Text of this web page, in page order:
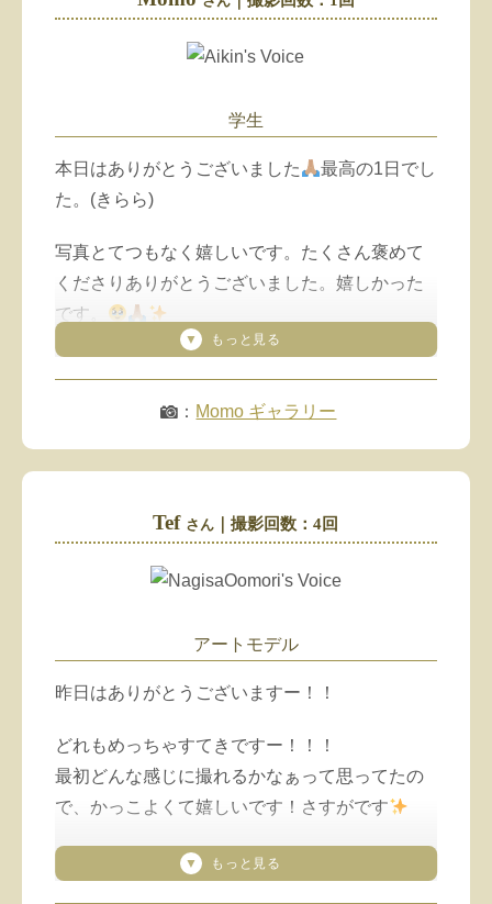
今まだ産後ダイエット中でとても撮影できるよ
うな状態じゃないのですが
笑
もお願いできればと思います(shy Cony)
学生
本日はありがとうございました
最高の1日でし
た。(きらら)
写真とてつもなく嬉しいです。たくさん褒めて
くださりありがとうございました。嬉しかった
です。
嬉しいです…
自分の写真であるのに、何度も何度も見てしま
： Momo ギャラリー
Tef さん ｜撮影回数：4回
⁡⁡アートモデル
昨日はありがとうございますー！！
どれもめっちゃすてきですー！！！
最初どんな感じに撮れるかなぁって思ってたの
で、かっこよくて嬉しいです！さすがです
えーー！！！すごい！！！めちゃめちゃすてき